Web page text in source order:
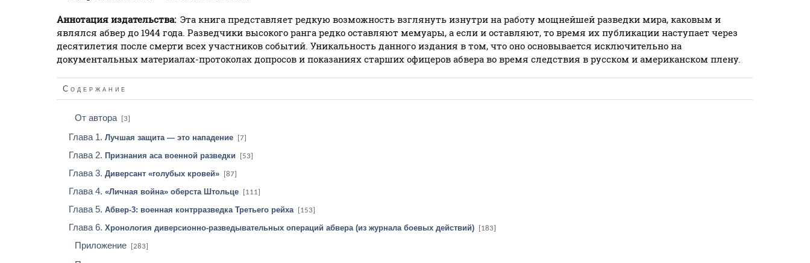
Аннотация издательства: Эта книга представляет редкую возможность взглянуть изнутри на работу мощнейшей разведки мира, каковым и
являлся абвер до 1944 года. Разведчики высокого ранга редко оставляют мемуары, а если и оставляют, то время их публикации наступает через
десятилетия после смерти всех участников событий. Уникальность данного издания в том, что оно основывается исключительно на
документальных материалах-протоколах допросов и показаниях старших офицеров абвера во время следствия в русском и американском плену.
Содержание
От автора [3]
Глава 1.Лучшая защита — это нападение [7]
Глава 2.Признания аса военной разведки [53]
Глава 3.Диверсант «голубых кровей» [87]
Глава 4.«Личная война» оберста Штольце [111]
Глава 5.Абвер-3: военная контрразведка Третьего рейха [153]
Глава 6.Хронология диверсионно-разведывательных операций абвера (из журнала боевых действий) [183]
Приложение [283]